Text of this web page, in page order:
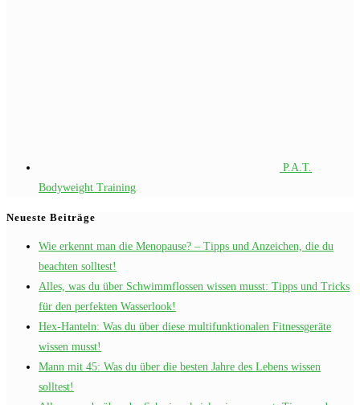
P.A.T.
Bodyweight Training
Neueste Beiträge
Wie erkennt man die Menopause? – Tipps und Anzeichen, die du
beachten solltest!
Alles, was du über Schwimmflossen wissen musst: Tipps und Tricks
für den perfekten Wasserlook!
Hex-Hanteln: Was du über diese multifunktionalen Fitnessgeräte
wissen musst!
Mann mit 45: Was du über die besten Jahre des Lebens wissen
solltest!